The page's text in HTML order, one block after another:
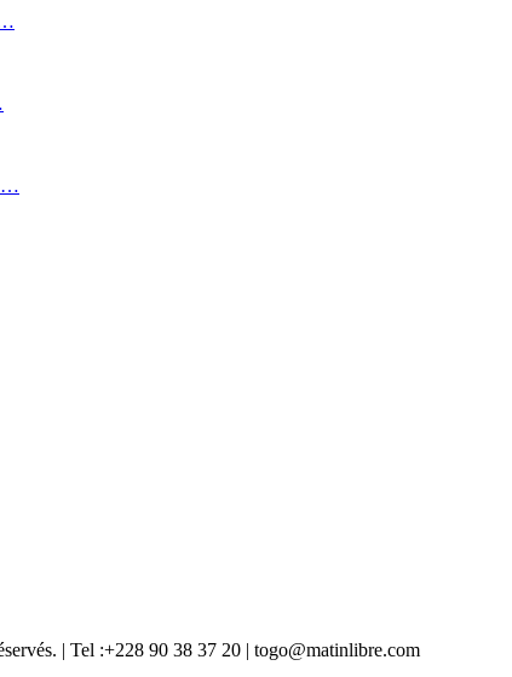
| Tel :+228 90 38 37 20 | togo@matinlibre.com